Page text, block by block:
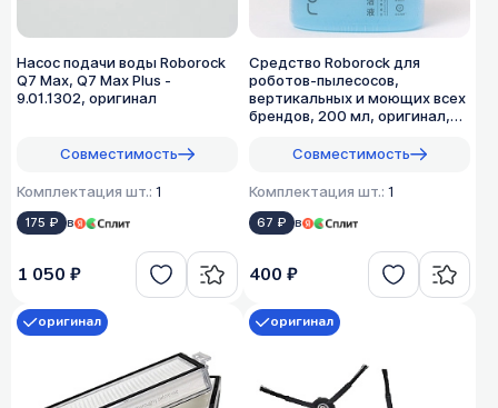
Насос подачи воды Roborock
Q7 Max, Q7 Max Plus -
9.01.1302, оригинал
Совместимость
Комплектация шт.: 1
175 ₽ в
1 050 ₽
Средство Roborock для
роботов-пылесосов,
вертикальных и моющих всех
брендов, 200 мл, оригинал,
Совместимость
Комплектация шт.: 1
67 ₽ в
400 ₽
оригинал оригинал